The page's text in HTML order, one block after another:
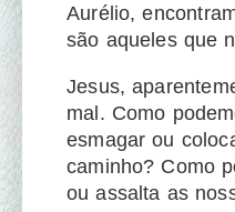
Aurélio,
são aqueles que
Jesus,
mal. Como
esmagar ou
caminho? Como
ou assalta as